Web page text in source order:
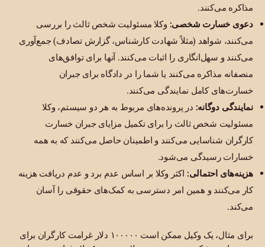
مذاکره می‌کنند.
دعوی خسارت شخصی: وکلا مسئولیت شخص ثالث را بررسی
می‌کنند، شواهد (مثلاً شهادت کارشناس، گزارش تصادف) جمع‌آوری
می‌کنند و سهل‌انگاری را اثبات می‌کنند. آنها برای توافق‌های
منصفانه مذاکره می‌کنند یا شما را در دادگاه برای جبران
خسارت‌های کامل نمایندگی می‌کنند.
نمایندگی دوگانه: در پرونده‌های مربوط به هر دو سیستم، وکلا
مسئولیت شخص ثالث را برای تکمیل مزایای جبران خسارت
کارگران شناسایی می‌کنند و اطمینان حاصل می‌کنند که به همه
خسارات رسیدگی می‌شود.
هزینه‌های احتمالی: اکثر وکلا بر اساس عدم برد و عدم دریافت هزینه
کار می‌کنند و همین امر دسترسی به کمک‌های حقوقی را آسان
می‌کند.
برای مثال، یک وکیل ممکن است ۱۰۰۰۰۰ دلار غرامت کارگران برای